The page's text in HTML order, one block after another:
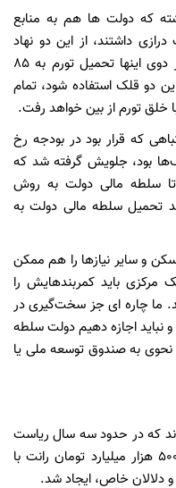
که دولت ها هم به منابع
داشتند، از این دو نهاد
تامین مالی نداشته باشد که ماحصل هر دوی اینها تحمیل تورم به ۸۵
دو قلک استفاده شود، تمام
خلق تورم از بین خواهد رفت.
که قرار بود در بودجه رخ
بود، جلویش گرفته شد که
سلطه مالی دولت به روش
تحمیل سلطه مالی دولت به
و سایر نیازها را هم ممکن
مرکزی باید کمربندهایش را
ما چاره ای جز سخت‌گیری در
نباید اجازه دهیم دولت سلطه
نحوی به صندوق توسعه ملی یا
که در حدود سه سال ریاست
عبدالناصر همتی بر بانک مرکزی، حدود ۵۰۰ هزار میلیارد تومان رانت با